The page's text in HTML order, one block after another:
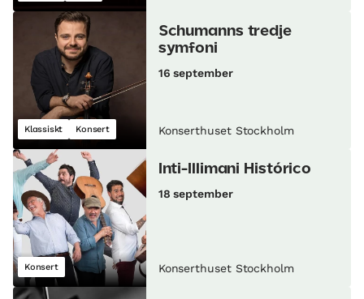
Klassiskt Konsert
Schumanns tredje
symfoni
16 september
Konserthuset Stockholm
Konsert
Inti-Illimani Histórico
18 september
Konserthuset Stockholm